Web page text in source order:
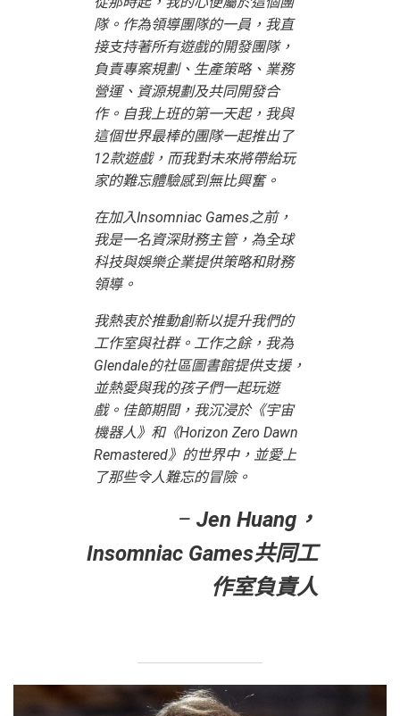
隊。作為領導團隊的一員，我直
接支持著所有遊戲的開發團隊，
負責專案規劃、生產策略、業務
營運、資源規劃及共同開發合
作。自我上班的第一天起，我與
這個世界最棒的團隊一起推出了
12款遊戲，而我對未來將帶給玩
家的難忘體驗感到無比興奮。
在加入Insomniac Games之前，
我是一名資深財務主管，為全球
科技與娛樂企業提供策略和財務
領導。
我熱衷於推動創新以提升我們的
工作室與社群。工作之餘，我為
Glendale的社區圖書館提供支援，
並熱愛與我的孩子們一起玩遊
戲。佳節期間，我沉浸於《宇宙
機器人》和《Horizon Zero Dawn
Remastered》的世界中，並愛上
了那些令人難忘的冒險。
– Jen Huang，
Insomniac Games共同工
作室負責人